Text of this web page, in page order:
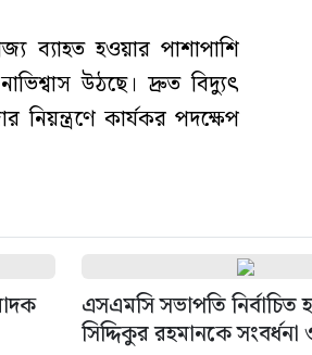
ব্যাহত হওয়ার পাশাপাশি
উঠছে। দ্রুত বিদ্যুৎ
কার্যকর পদক্ষেপ
এসএমসি সভাপতি
সিদ্দিকুর রহমানকে